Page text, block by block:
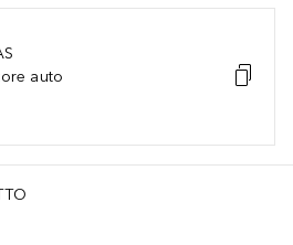
auto